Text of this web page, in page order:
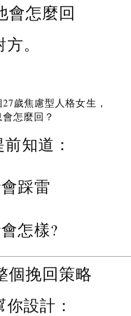
會怎麼回
。
歲焦慮型人格女生，
怎麼回？
知道：
踩雷
怎樣?
個挽回策略
設計：